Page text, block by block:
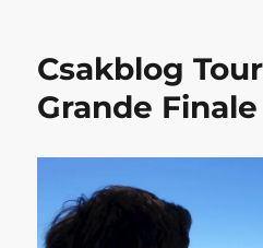
Csakblog
Grande Finale